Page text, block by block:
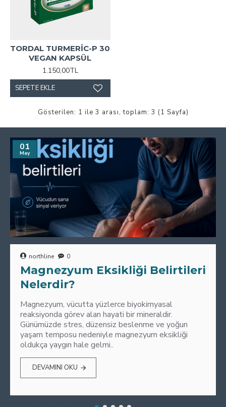
TORDAL TURMERİC-P 30
VEGAN KAPSÜL
1.150,00TL
SEPETE EKLE
Gösterilen: 1 ile 3 arası, toplam: 3 (1 Sayfa)
01
May
northline 0
Magnezyum Eksikliği Belirtileri
Nelerdir?
Magnezyum, vücutta yüzlerce biyokimyasal
reaksiyonda görev alan hayati bir mineraldir.
Günümüzde stres, düzensiz beslenme ve yoğun
yaşam temposu nedeniyle magnezyum eksikliği
oldukça yaygın hale gelmi..
DEVAMINI OKU